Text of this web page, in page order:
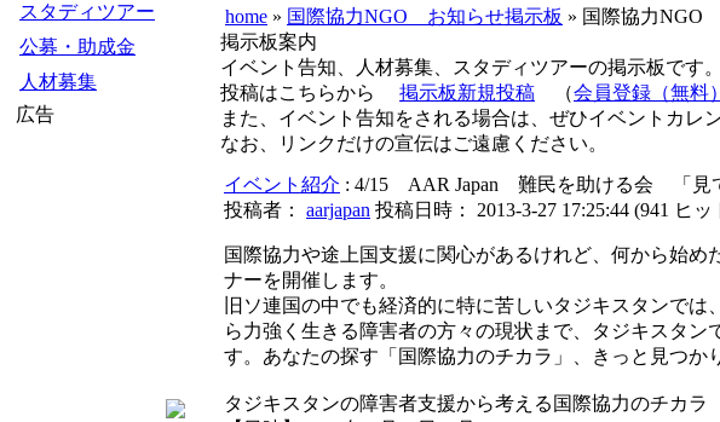
スタディツアー
公募・助成金
人材募集
広告
home » 国際協力NGO お知らせ掲示板 » 国際協力NGO
掲示板案内
イベント告知、人材募集、スタディツアーの掲示板で
投稿はこちらから 掲示板新規投稿 （会員登録（無料）
また、イベント告知をされる場合は、ぜひイベントカレ
なお、リンクだけの宣伝はご遠慮ください。
イベント紹介 : 4/15 AAR Japan 難民を助ける会 「見
投稿者： aarjapan 投稿日時： 2013-3-27 17:25:44 (941 ヒッ
国際協力や途上国支援に関心があるけれど、何から始め
ナーを開催します。
旧ソ連国の中でも経済的に特に苦しいタジキスタンで
ら力強く生きる障害者の方々の現状まで、タジキスタ
す。あなたの探す「国際協力のチカラ」、きっと見つか
タジキスタンの障害者支援から考える国際協力のチカラ